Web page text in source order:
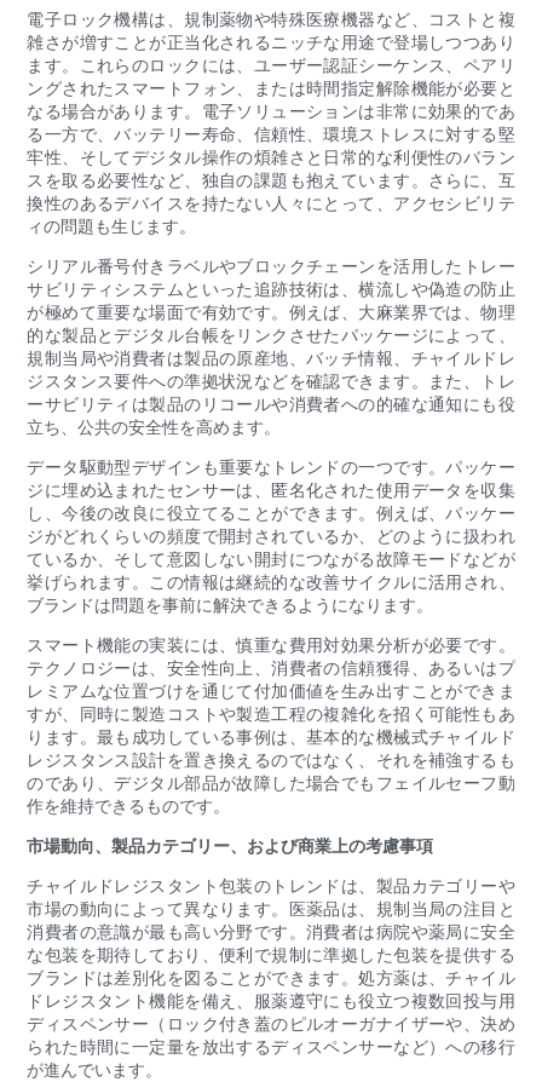
電子ロック機構は、規制薬物や特殊医療機器など、コストと複
雑さが増すことが正当化されるニッチな用途で登場しつつあり
ます。これらのロックには、ユーザー認証シーケンス、ペアリ
ングされたスマートフォン、または時間指定解除機能が必要と
なる場合があります。電子ソリューションは非常に効果的であ
る一方で、バッテリー寿命、信頼性、環境ストレスに対する堅
牢性、そしてデジタル操作の煩雑さと日常的な利便性のバラン
スを取る必要性など、独自の課題も抱えています。さらに、互
換性のあるデバイスを持たない人々にとって、アクセシビリテ
ィの問題も生じます。
シリアル番号付きラベルやブロックチェーンを活用したトレー
サビリティシステムといった追跡技術は、横流しや偽造の防止
が極めて重要な場面で有効です。例えば、大麻業界では、物理
的な製品とデジタル台帳をリンクさせたパッケージによって、
規制当局や消費者は製品の原産地、バッチ情報、チャイルドレ
ジスタンス要件への準拠状況などを確認できます。また、トレ
ーサビリティは製品のリコールや消費者への的確な通知にも役
立ち、公共の安全性を高めます。
データ駆動型デザインも重要なトレンドの一つです。パッケー
ジに埋め込まれたセンサーは、匿名化された使用データを収集
し、今後の改良に役立てることができます。例えば、パッケー
ジがどれくらいの頻度で開封されているか、どのように扱われ
ているか、そして意図しない開封につながる故障モードなどが
挙げられます。この情報は継続的な改善サイクルに活用され、
ブランドは問題を事前に解決できるようになります。
スマート機能の実装には、慎重な費用対効果分析が必要です。
テクノロジーは、安全性向上、消費者の信頼獲得、あるいはプ
レミアムな位置づけを通じて付加価値を生み出すことができま
すが、同時に製造コストや製造工程の複雑化を招く可能性もあ
ります。最も成功している事例は、基本的な機械式チャイルド
レジスタンス設計を置き換えるのではなく、それを補強するも
のであり、デジタル部品が故障した場合でもフェイルセーフ動
作を維持できるものです。
市場動向、製品カテゴリー、および商業上の考慮事項
チャイルドレジスタント包装のトレンドは、製品カテゴリーや
市場の動向によって異なります。医薬品は、規制当局の注目と
消費者の意識が最も高い分野です。消費者は病院や薬局に安全
な包装を期待しており、便利で規制に準拠した包装を提供する
ブランドは差別化を図ることができます。処方薬は、チャイル
ドレジスタント機能を備え、服薬遵守にも役立つ複数回投与用
ディスペンサー（ロック付き蓋のピルオーガナイザーや、決め
られた時間に一定量を放出するディスペンサーなど）への移行
が進んでいます。